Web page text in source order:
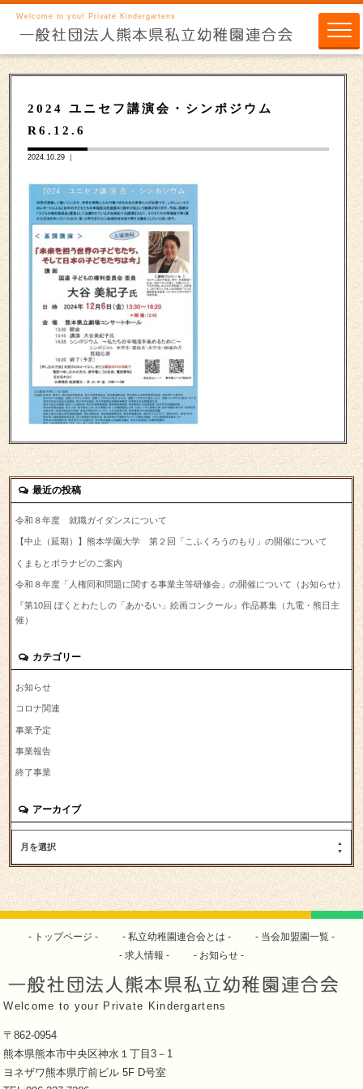
Welcome to your Private Kindergartens
2024 ユニセフ講演会・シンポジウム
R6.12.6
2024.10.29 ｜
最近の投稿
令和８年度 就職ガイダンスについて
【中止（延期）】熊本学園大学 第２回「こふくろうのもり」の開催について
くまもとボラナビのご案内
令和８年度「人権同和問題に関する事業主等研修会」の開催について（お知らせ）
『第10回 ぼくとわたしの「あかるい」絵画コンクール』作品募集（九電・熊日主
催）
カテゴリー
お知らせ
コロナ関連
事業予定
事業報告
終了事業
アーカイブ
月を選択
トップページ 私立幼稚園連合会とは
当会加盟園一覧
求人情報
お知らせ
Welcome to your Private Kindergartens
〒862-0954
熊本県熊本市中央区神水１丁目3－1
ヨネザワ熊本県庁前ビル 5F D号室